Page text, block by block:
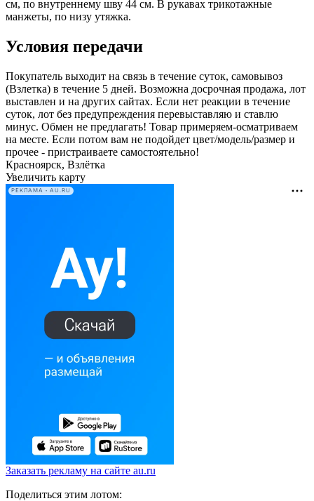
см, по внутреннему шву 44 см. В рукавах трикотажные
манжеты, по низу утяжка.
Условия передачи
Покупатель выходит на связь в течение суток, самовывоз
(Взлетка) в течение 5 дней. Возможна досрочная продажа, лот
выставлен и на других сайтах. Если нет реакции в течение
суток, лот без предупреждения перевыставляю и ставлю
минус. Обмен не предлагать! Товар примеряем-осматриваем
на месте. Если потом вам не подойдет цвет/модель/размер и
прочее - пристраиваете самостоятельно!
Красноярск, Взлётка
Увеличить карту
РЕКЛАМА • AU.RU
Заказать рекламу на сайте au.ru
Поделиться этим лотом: